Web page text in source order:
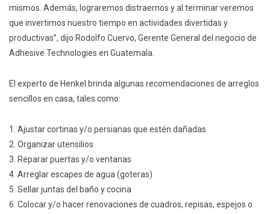
mismos. Además, lograremos distraernos y al terminar veremos
que invertimos nuestro tiempo en actividades divertidas y
productivas”, dijo Rodolfo Cuervo, Gerente General del negocio de
Adhesive Technologies en Guatemala.
El experto de Henkel brinda algunas recomendaciones de arreglos
sencillos en casa, tales como:
1. Ajustar cortinas y/o persianas que estén dañadas
2. Organizar utensilios
3. Reparar puertas y/o ventanas
4. Arreglar escapes de agua (goteras)
5. Sellar juntas del baño y cocina
6. Colocar y/o hacer renovaciones de cuadros, repisas, espejos o